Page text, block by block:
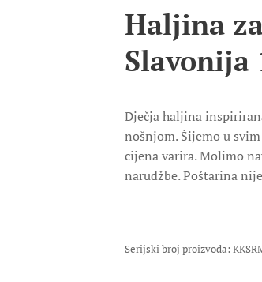
Haljina
Slavonija
Dječja haljina
nošnjom. Šijemo u
cijena varira. Molimo
narudžbe. Poštarina
Serijski broj proizvoda: